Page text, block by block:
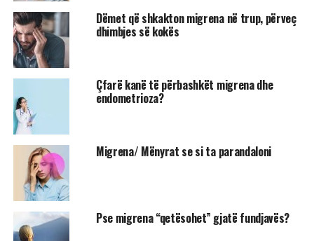
Dëmet që shkakton migrena në trup, përveç
dhimbjes së kokës
Çfarë kanë të përbashkët migrena dhe
endometrioza?
Migrena/ Mënyrat se si ta parandaloni
Pse migrena “qetësohet” gjatë fundjavës?